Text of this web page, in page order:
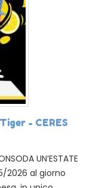
- CERES
UN’ESTATE
2026 al giorno